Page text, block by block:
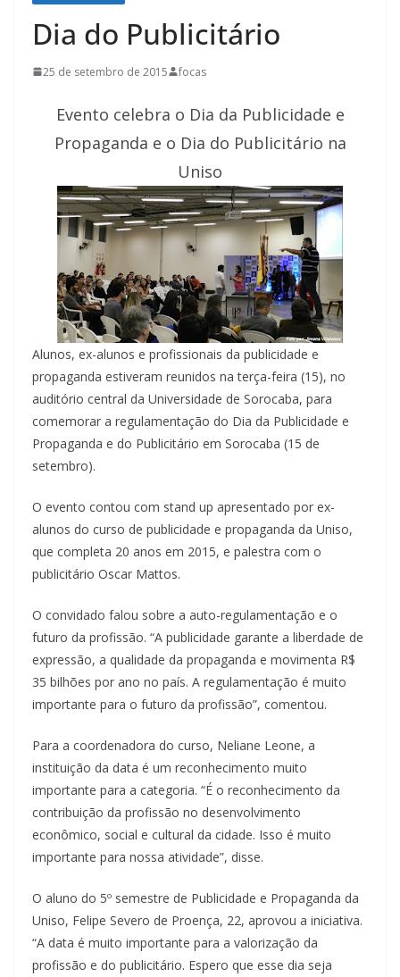
Dia do Publicitário
25 de setembro de 2015 focas
Evento celebra o Dia da Publicidade e
Propaganda e o Dia do Publicitário na
Uniso
Alunos, ex-alunos e profissionais da publicidade e
propaganda estiveram reunidos na terça-feira (15), no
auditório central da Universidade de Sorocaba, para
comemorar a regulamentação do Dia da Publicidade e
Propaganda e do Publicitário em Sorocaba (15 de
setembro).
O evento contou com stand up apresentado por ex-
alunos do curso de publicidade e propaganda da Uniso,
que completa 20 anos em 2015, e palestra com o
publicitário Oscar Mattos.
O convidado falou sobre a auto-regulamentação e o
futuro da profissão. “A publicidade garante a liberdade de
expressão, a qualidade da propaganda e movimenta R$
35 bilhões por ano no país. A regulamentação é muito
importante para o futuro da profissão”, comentou.
Para a coordenadora do curso, Neliane Leone, a
instituição da data é um reconhecimento muito
importante para a categoria. “É o reconhecimento da
contribuição da profissão no desenvolvimento
econômico, social e cultural da cidade. Isso é muito
importante para nossa atividade”, disse.
O aluno do 5º semestre de Publicidade e Propaganda da
Uniso, Felipe Severo de Proença, 22, aprovou a iniciativa.
“A data é muito importante para a valorização da
profissão e do publicitário. Espero que esse dia seja